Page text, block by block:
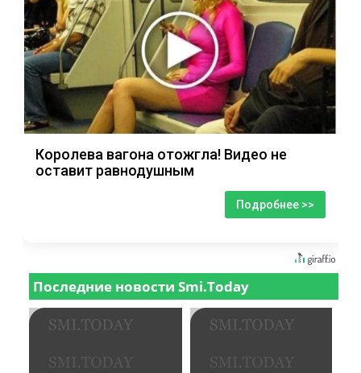
Королева вагона отожгла! Видео не
оставит равнодушным
Подробнее >>